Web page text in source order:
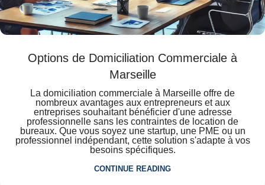
Options de Domiciliation Commerciale à
Marseille
La domiciliation commerciale à Marseille offre de
nombreux avantages aux entrepreneurs et aux
entreprises souhaitant bénéficier d'une adresse
professionnelle sans les contraintes de location de
bureaux. Que vous soyez une startup, une PME ou un
professionnel indépendant, cette solution s'adapte à vos
besoins spécifiques.
CONTINUE READING